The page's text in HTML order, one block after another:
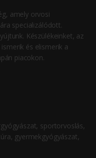
amely orvosi
specializálódott.
Készülékeinket, az
és elismerik a
piacokon.
sportorvoslás,
gyermekgyógyászat,